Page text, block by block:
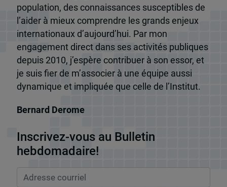
population, des connaissances susceptibles de
l’aider à mieux comprendre les grands enjeux
internationaux d’aujourd’hui. Par mon
engagement direct dans ses activités publiques
depuis 2010, j’espère contribuer à son essor, et
je suis fier de m’associer à une équipe aussi
dynamique et impliquée que celle de l’Institut.
Bernard Derome
Inscrivez-vous au Bulletin
hebdomadaire!